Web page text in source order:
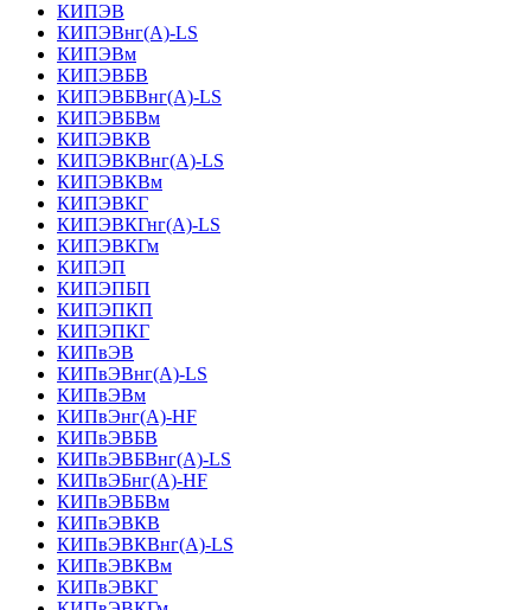
КИПЭВ
КИПЭВнг(А)-LS
КИПЭВм
КИПЭВБВ
КИПЭВБВнг(А)-LS
КИПЭВБВм
КИПЭВКВ
КИПЭВКВнг(А)-LS
КИПЭВКВм
КИПЭВКГ
КИПЭВКГнг(А)-LS
КИПЭВКГм
КИПЭП
КИПЭПБП
КИПЭПКП
КИПЭПКГ
КИПвЭВ
КИПвЭВнг(А)-LS
КИПвЭВм
КИПвЭнг(А)-HF
КИПвЭВБВ
КИПвЭВБВнг(А)-LS
КИПвЭБнг(А)-HF
КИПвЭВБВм
КИПвЭВКВ
КИПвЭВКВнг(А)-LS
КИПвЭВКВм
КИПвЭВКГ